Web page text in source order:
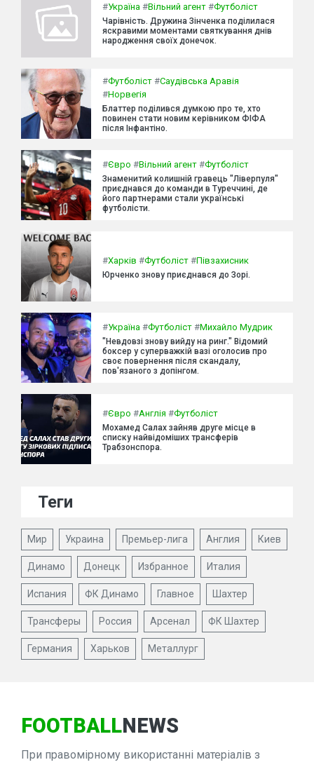
#Україна #Вільний агент #Футболіст
Чарівність. Дружина Зінченка поділилася
яскравими моментами святкування днів
народження своїх донечок.
#Футболіст #Саудівська Аравія
#Норвегія
Блаттер поділився думкою про те, хто
повинен стати новим керівником ФІФА
після Інфантіно.
#Євро #Вільний агент #Футболіст
Знаменитий колишній гравець "Ліверпуля"
приєднався до команди в Туреччині, де
його партнерами стали українські
футболісти.
#Харків #Футболіст #Півзахисник
Юрченко знову приєднався до Зорі.
#Україна #Футболіст #Михайло Мудрик
"Невдовзі знову вийду на ринг." Відомий
боксер у суперважкій вазі оголосив про
своє повернення після скандалу,
пов'язаного з допінгом.
#Євро #Англія #Футболіст
Мохамед Салах зайняв друге місце в
списку найвідоміших трансферів
Трабзонспора.
Теги
Мир Украина Премьер-лига Англия Киев
Динамо Донецк Избранное Италия
Испания ФК Динамо Главное Шахтер
Трансферы Россия Арсенал ФК Шахтер
Германия Харьков Металлург
FOOTBALLNEWS
При правомірному використанні матеріалів з